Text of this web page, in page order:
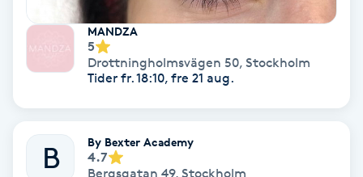
Triggerpunktsmassage
Trådning
Tvätt & Fön
MANDZA
5
Drottningholmsvägen 50, Stockholm
Tider fr. 18:10, fre 21 aug.
B By Bexter Academy
4.7
Bergsgatan 49, Stockholm